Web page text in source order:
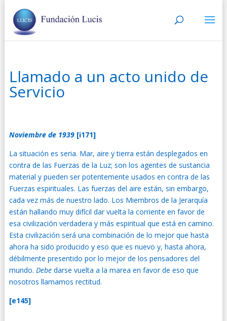
Llamado a un acto unido de
Servicio
Noviembre de 1939 [i171]
La situación es seria. Mar, aire y tierra están desplegados en
contra de las Fuerzas de la Luz; son los agentes de sustancia
material y pueden ser potentemente usados en contra de las
Fuerzas espirituales. Las fuerzas del aire están, sin embargo,
cada vez más de nuestro lado. Los Miembros de la Jerarquía
están hallando muy difícil dar vuelta la corriente en favor de
esa civilización verdadera y más espiritual que está en camino.
Esta civilización será una combinación de lo mejor que hasta
ahora ha sido producido y eso que es nuevo y, hasta ahora,
débilmente presentido por lo mejor de los pensadores del
mundo. Debedarse vuelta a la marea en favor de eso que
nosotros llamamos rectitud.
[e145]